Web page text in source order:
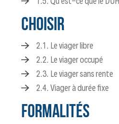
CHOISIR
2.1. Le viager libre
2.2. Le viager occupé
2.3. Le viager sans rente
2.4. Viager à durée fixe
FORMALITÉS